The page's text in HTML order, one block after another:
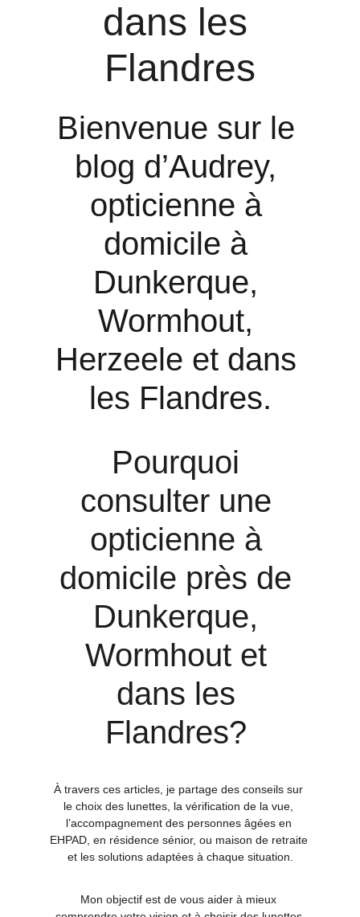
dans les
Flandres
Bienvenue sur le
blog d’Audrey,
opticienne à
domicile à
Dunkerque,
Wormhout,
Herzeele et dans
les Flandres.
Pourquoi
consulter une
opticienne à
domicile près de
Dunkerque,
Wormhout et
dans les
Flandres?
À travers ces articles, je partage des conseils sur
le choix des lunettes, la vérification de la vue,
l’accompagnement des personnes âgées en
EHPAD, en résidence sénior, ou maison de retraite
et les solutions adaptées à chaque situation.
Mon objectif est de vous aider à mieux